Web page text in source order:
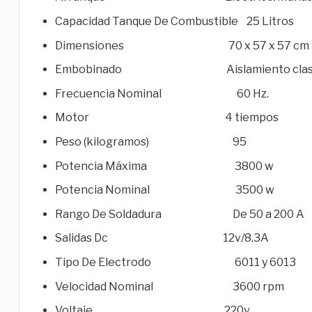
Capacidad Tanque De Combustible 25 Litros
Dimensiones 70 x 57 x 57 cm
Embobinado Aislamiento
Frecuencia Nominal 60 Hz.
Motor 4 tiempos
Peso (kilogramos) 95
Potencia Máxima 3800 w
Potencia Nominal 3500 w
Rango De Soldadura De 50 a 200 A
Salidas Dc 12v/8.3A
Tipo De Electrodo 6011 y 6013
Velocidad Nominal 3600 rpm